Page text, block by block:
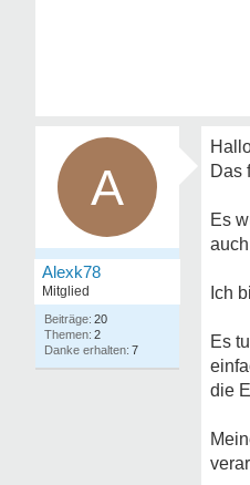
A
Alexk78
Mitglied
20
2
7
Das
Es
Ich
Es
die